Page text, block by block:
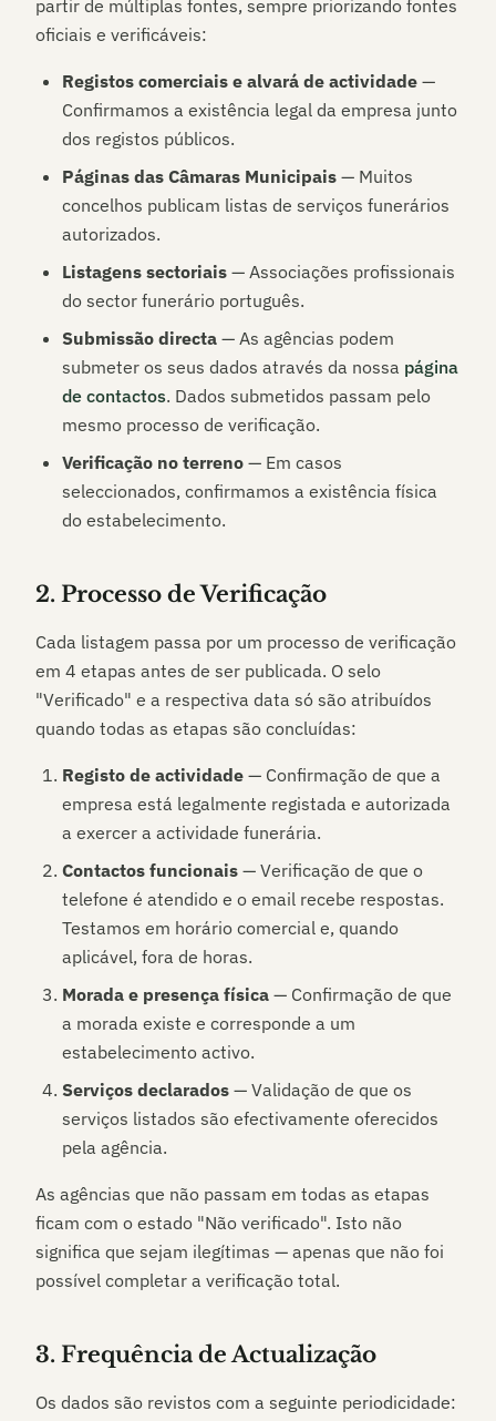
partir de múltiplas fontes, sempre priorizando fontes
oficiais e verificáveis:
Registos comerciais e alvará de actividade —
Confirmamos a existência legal da empresa junto
dos registos públicos.
Páginas das Câmaras Municipais — Muitos
concelhos publicam listas de serviços funerários
autorizados.
Listagens sectoriais — Associações profissionais
do sector funerário português.
Submissão directa — As agências podem
submeter os seus dados através da nossa página
de contactos. Dados submetidos passam pelo
mesmo processo de verificação.
Verificação no terreno — Em casos
seleccionados, confirmamos a existência física
do estabelecimento.
2. Processo de Verificação
Cada listagem passa por um processo de verificação
em 4 etapas antes de ser publicada. O selo
"Verificado" e a respectiva data só são atribuídos
quando todas as etapas são concluídas:
Registo de actividade — Confirmação de que a
empresa está legalmente registada e autorizada
a exercer a actividade funerária.
Contactos funcionais — Verificação de que o
telefone é atendido e o email recebe respostas.
Testamos em horário comercial e, quando
aplicável, fora de horas.
Morada e presença física — Confirmação de que
a morada existe e corresponde a um
estabelecimento activo.
Serviços declarados — Validação de que os
serviços listados são efectivamente oferecidos
pela agência.
As agências que não passam em todas as etapas
ficam com o estado "Não verificado". Isto não
significa que sejam ilegítimas — apenas que não foi
possível completar a verificação total.
3. Frequência de Actualização
Os dados são revistos com a seguinte periodicidade: